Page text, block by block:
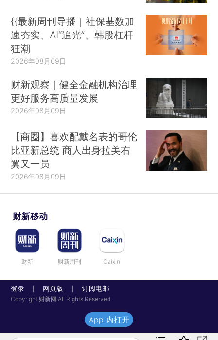
{{最新周刊导播｜社保基数加
速夯实、AI“追光”、韩股杠杆
狂潮
2026年08月09日
财新观察｜健全金融机构治理
更好服务高质量发展
2026年08月09日
【商圈】喜欢配戴名表的哥伦
比亚新总统 商人出身拉美右
翼又一员
2026年08月09日
财新移动
财新 财新周刊 Caixin
登录 网页版 订阅电邮
Copyright 财新网 All Rights Reserved
App 内打开